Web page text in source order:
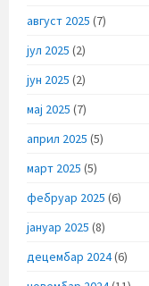
август 2025 (7)
јул 2025 (2)
јун 2025 (2)
мај 2025 (7)
април 2025 (5)
март 2025 (5)
фебруар 2025 (6)
јануар 2025 (8)
децембар 2024(6)